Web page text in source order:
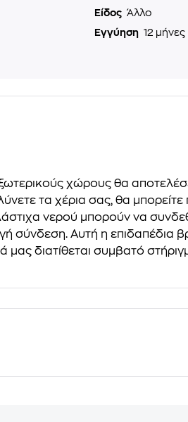
Είδος Άλλο
Εγγύηση 12 μήνες
χώρους θα
τα χέρια σας, θα
νερού μπορούν να
σύνδεση. Αυτή η
μας διατίθεται συμβατό